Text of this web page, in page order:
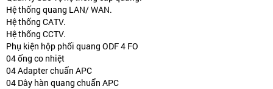
Hệ thống quang LAN/ WAN.
Hệ thống CATV.
Hệ thống CCTV.
Phụ kiện hộp phối quang ODF 4 FO
04 ống co nhiệt
04 Adapter chuẩn APC
04 Dây hàn quang chuẩn APC